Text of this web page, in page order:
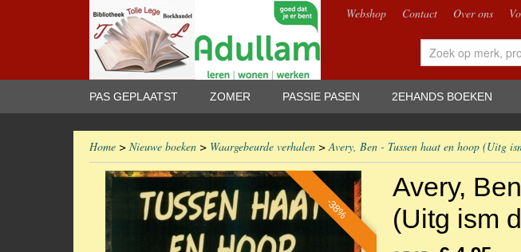
Webshop Contact Over ons
PAS GEPLAATST ZOMER PASSIE PASEN 2EHANDS BOEKEN
Home > Nieuwe boeken > Waargebeurde verhalen >Avery, Ben - Tussen haat en hoop (Uitg
-38%
Avery,
(Uitg ism